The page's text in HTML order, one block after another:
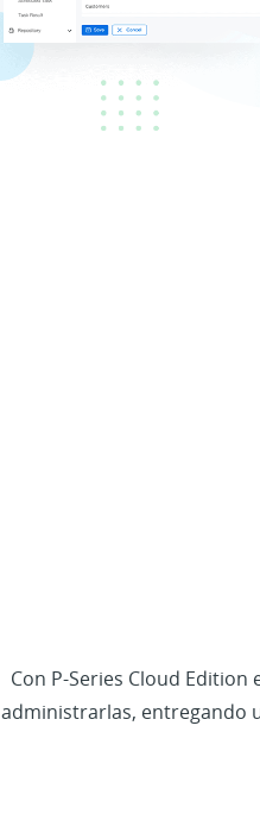
Con P-Series Cloud
administrarlas, entregando